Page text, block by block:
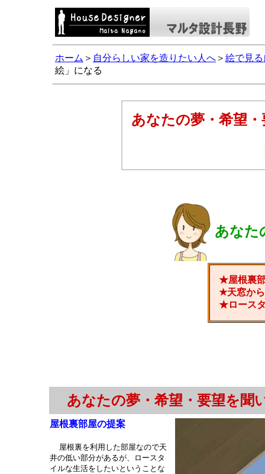
ホーム ＞ 自分らしい家を造りたい人へ ＞ 絵で見
絵」になる
あなたの夢・希望
あなた
★屋根裏
★天窓か
★ロース
あなたの夢・希望・要望を聞
屋根裏部屋の提案
屋根裏を利用した部屋なので天
井の低い部分があるが、ロースタ
イルな生活をしたいということな